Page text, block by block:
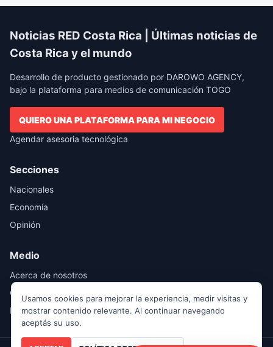
Noticias RED Costa Rica | Últimas noticias de
Costa Rica y el mundo
Desarrollo de producto gestionado por DAROWO AGENCY,
bajo la plataforma para medios de comunicación TOGO
QUIERO UNA PLATAFORMA PARA MI NEGOCIO
Agendar asesoria tecnológica
Secciones
Nacionales
Economía
Opinión
Medio
Acerca de nosotros
Contácto
Publicidad
Usamos cookies para mejorar la experiencia, medir visitas y
mostrar contenido relevante. Al continuar navegando
aceptás su uso.